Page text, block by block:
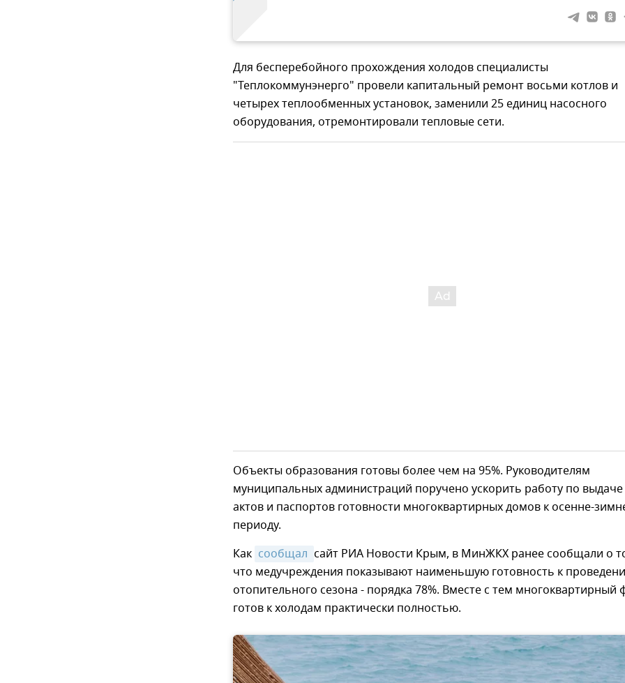
Для бесперебойного прохождения холодов специалисты
"Теплокоммунэнерго" провели капитальный ремонт восьми котлов и
четырех теплообменных установок, заменили 25 единиц насосного
оборудования, отремонтировали тепловые сети.
Объекты образования готовы более чем на 95%. Руководителям
муниципальных администраций поручено ускорить работу по выдаче
актов и паспортов готовности многоквартирных домов к осенне-
периоду.
Как сообщал сайт РИА Новости Крым, в МинЖКХ ранее сообщали о
что медучреждения показывают наименьшую готовность к
отопительного сезона - порядка 78%. Вместе с тем многоквартирный
готов к холодам практически полностью.